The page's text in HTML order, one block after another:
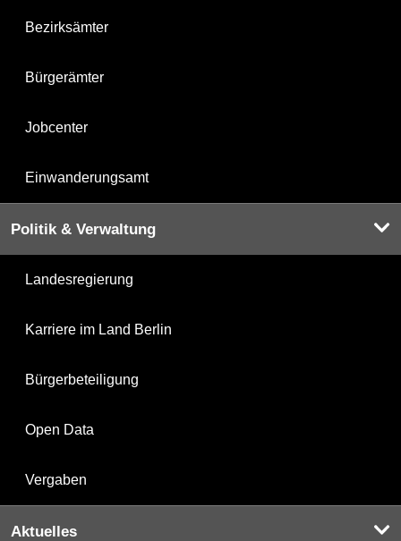
Bezirksämter
Bürgerämter
Jobcenter
Einwanderungsamt
Politik & Verwaltung
Landesregierung
Karriere im Land Berlin
Bürgerbeteiligung
Open Data
Vergaben
Aktuelles